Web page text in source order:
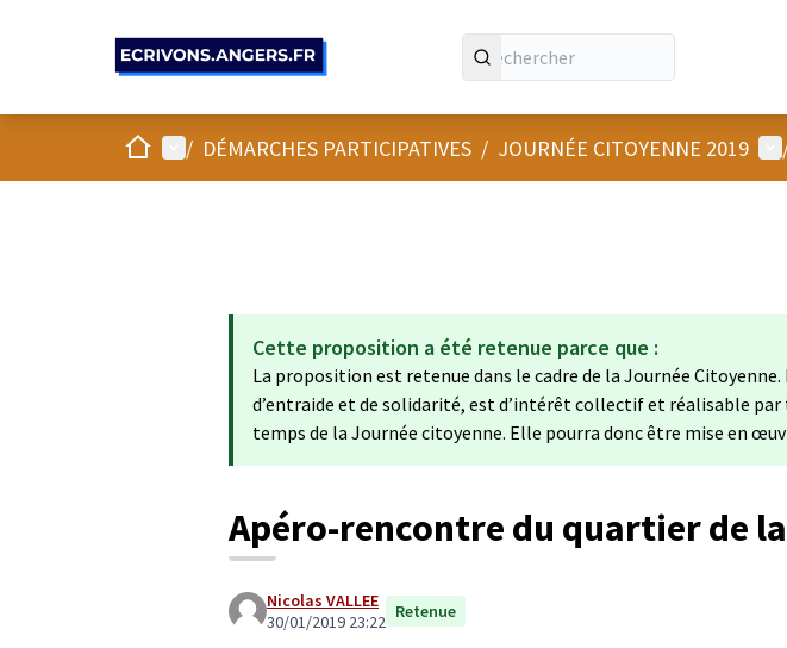
AccueilMenu principal
/ DÉMARCHES PARTICIPATIVES / JOURNÉE CITOYENNE 2019
Cette proposition a été retenue parce que :
La proposition est retenue dans le cadre de la Journée
d’entraide et de solidarité, est d’intérêt collectif et réalisable
temps de la Journée citoyenne. Elle pourra donc être mise en
Apéro-rencontre du quartier de
Nicolas VALLEE
30/01/2019 23:22 Retenue